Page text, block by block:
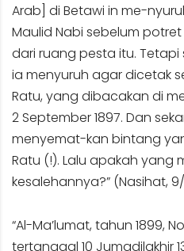
Arab] di Betawi in me-
Maulid Nabi sebelum
dari ruang pesta itu.
ia menyuruh agar dicetak
Ratu, yang dibacakan di
2 September 1897. Dan
menyemat-kan bintang
Ratu (!). Lalu apakah yang
kesalehannya?” (Nasihat,
“Al-Ma’lumat, tahun 1899,
tertanggal 10 Jumadilakhir